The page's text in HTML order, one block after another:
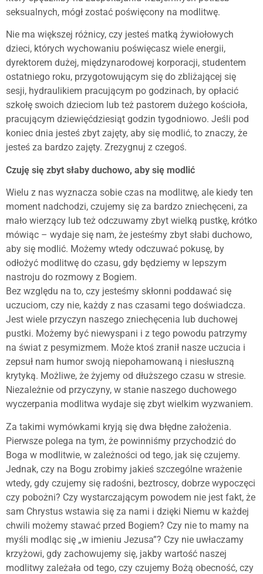
seksualnych, mógł zostać poświęcony na modlitwę.
Nie ma większej różnicy, czy jesteś matką żywiołowych
dzieci, których wychowaniu poświęcasz wiele energii,
dyrektorem dużej, międzynarodowej korporacji, studentem
ostatniego roku, przygotowującym się do zbliżającej się
sesji, hydraulikiem pracującym po godzinach, by opłacić
szkołę swoich dzieciom lub też pastorem dużego kościoła,
pracującym dziewięćdziesiąt godzin tygodniowo. Jeśli pod
koniec dnia jesteś zbyt zajęty, aby się modlić, to znaczy, że
jesteś za bardzo zajęty. Zrezygnuj z czegoś.
Czuję się zbyt słaby duchowo, aby się modlić
Wielu z nas wyznacza sobie czas na modlitwę, ale kiedy ten
moment nadchodzi, czujemy się za bardzo zniechęceni, za
mało wierzący lub też odczuwamy zbyt wielką pustkę, krótko
mówiąc – wydaje się nam, że jesteśmy zbyt słabi duchowo,
aby się modlić. Możemy wtedy odczuwać pokusę, by
odłożyć modlitwę do czasu, gdy będziemy w lepszym
nastroju do rozmowy z Bogiem.
Bez względu na to, czy jesteśmy skłonni poddawać się
uczuciom, czy nie, każdy z nas czasami tego doświadcza.
Jest wiele przyczyn naszego zniechęcenia lub duchowej
pustki. Możemy być niewyspani i z tego powodu patrzymy
na świat z pesymizmem. Może ktoś zranił nasze uczucia i
zepsuł nam humor swoją niepohamowaną i niesłuszną
krytyką. Możliwe, że żyjemy od dłuższego czasu w stresie.
Niezależnie od przyczyny, w stanie naszego duchowego
wyczerpania modlitwa wydaje się zbyt wielkim wyzwaniem.
Za takimi wymówkami kryją się dwa błędne założenia.
Pierwsze polega na tym, że powinniśmy przychodzić do
Boga w modlitwie, w zależności od tego, jak się czujemy.
Jednak, czy na Bogu zrobimy jakieś szczególne wrażenie
wtedy, gdy czujemy się radośni, beztroscy, dobrze wypoczęci
czy pobożni? Czy wystarczającym powodem nie jest fakt, że
sam Chrystus wstawia się za nami i dzięki Niemu w każdej
chwili możemy stawać przed Bogiem? Czy nie to mamy na
myśli modląc się „w imieniu Jezusa”? Czy nie uwłaczamy
krzyżowi, gdy zachowujemy się, jakby wartość naszej
modlitwy zależała od tego, czy czujemy Bożą obecność, czy